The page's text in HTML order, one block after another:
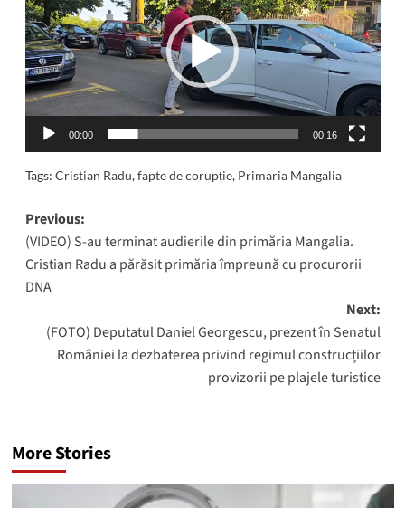
00:00 00:16
Tags: Cristian Radu,fapte de corupție, Primaria Mangalia
Post
navigation
Previous:
(VIDEO) S-au terminat audierile din primăria Mangalia.
Cristian Radu a părăsit primăria împreună cu procurorii
DNA
Next:
(FOTO) Deputatul Daniel Georgescu, prezent în Senatul
României la dezbaterea privind regimul construcțiilor
provizorii pe plajele turistice
More Stories